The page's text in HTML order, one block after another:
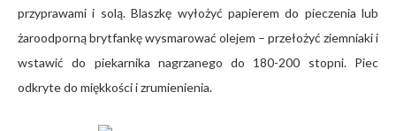
przyprawami i solą. Blaszkę wyłożyć papierem do pieczenia lub
żaroodporną brytfankę wysmarować olejem – przełożyć ziemniaki i
wstawić do piekarnika nagrzanego do 180-200 stopni. Piec
odkryte do miękkości i zrumienienia.